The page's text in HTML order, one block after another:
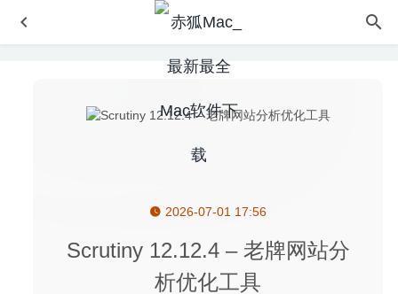
2026-07-01 17:56
Scrutiny 12.12.4 – 老牌网站分
析优化工具
ColorFolder 5.4 中文版 – 彩色文件夹工具
Notability 4.4.4 中文版-功能强大的备注记录工具
2021-10-
ImageRanger Pro Edition 1.7.1.1527 – 图片管理软件